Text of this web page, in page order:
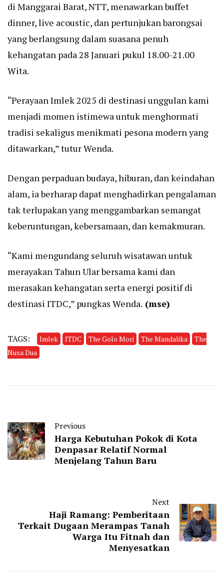
di Manggarai Barat, NTT, menawarkan buffet
dinner, live acoustic, dan pertunjukan barongsai
yang berlangsung dalam suasana penuh
kehangatan pada 28 Januari pukul 18.00-21.00
Wita.
“Perayaan Imlek 2025 di destinasi unggulan kami
menjadi momen istimewa untuk menghormati
tradisi sekaligus menikmati pesona modern yang
ditawarkan,” tutur Wenda.
Dengan perpaduan budaya, hiburan, dan keindahan
alam, ia berharap dapat menghadirkan pengalaman
tak terlupakan yang menggambarkan semangat
keberuntungan, kebersamaan, dan kemakmuran.
“Kami mengundang seluruh wisatawan untuk
merayakan Tahun Ular bersama kami dan
merasakan kehangatan serta energi positif di
destinasi ITDC,” pungkas Wenda. (mse)
TAGS: Imlek ITDC The Golo Mori The Mandalika
The
Nusa Dua
Previous
Harga Kebutuhan Pokok di Kota
Denpasar Relatif Normal
Menjelang Tahun Baru
Next
Haji Ramang: Pemberitaan
Terkait Dugaan Merampas Tanah
Warga Itu Fitnah dan
Menyesatkan